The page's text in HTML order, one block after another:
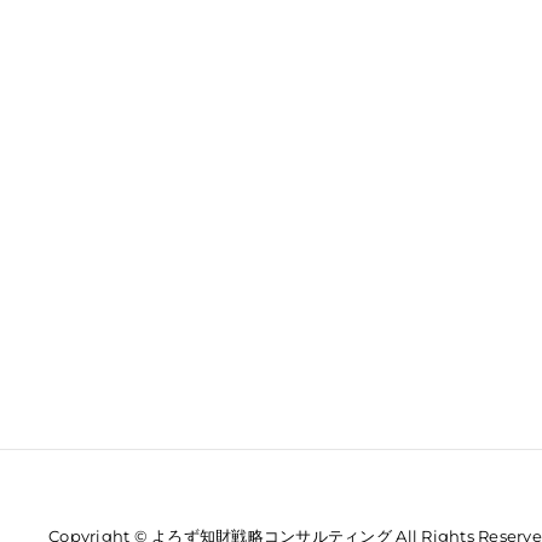
Copyright © よろず知財戦略コンサルティング All Rights